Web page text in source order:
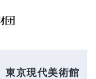
:東京現代美術館